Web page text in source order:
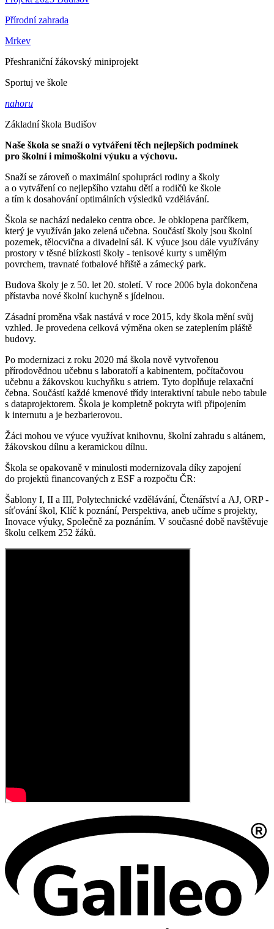
Přírodní zahrada
Mrkev
Přeshraniční žákovský miniprojekt
Sportuj ve škole
nahoru
Základní škola Budišov
Naše škola se snaží o vytváření těch nejlepších podmínek
pro školní i mimoškolní výuku a výchovu.
Snaží se zároveň o maximální spolupráci rodiny a školy
a o vytváření co nejlepšího vztahu dětí a rodičů ke škole
a tím k dosahování optimálních výsledků vzdělávání.
Škola se nachází nedaleko centra obce. Je obklopena parčíkem,
který je využíván jako zelená učebna. Součástí školy jsou školní
pozemek, tělocvična a divadelní sál. K výuce jsou dále využívány
prostory v těsné blízkosti školy - tenisové kurty s umělým
povrchem, travnaté fotbalové hřiště a zámecký park.
Budova školy je z 50. let 20. století. V roce 2006 byla dokončena
přístavba nové školní kuchyně s jídelnou.
Zásadní proměna však nastává v roce 2015, kdy škola mění svůj
vzhled. Je provedena celková výměna oken se zateplením pláště
budovy.
Po modernizaci z roku 2020 má škola nově vytvořenou
přírodovědnou učebnu s laboratoří a kabinentem, počítačovou
učebnu a žákovskou kuchyňku s atriem. Tyto doplňuje relaxační
čebna. Součástí každé kmenové třídy interaktivní tabule nebo tabule
s dataprojektorem. Škola je kompletně pokryta wifi připojením
k internutu a je bezbarierovou.
Žáci mohou ve výuce využívat knihovnu, školní zahradu s altánem,
žákovskou dílnu a keramickou dílnu.
Škola se opakovaně v minulosti modernizovala díky zapojení
do projektů financovaných z ESF a rozpočtu ČR:
Šablony I, II a III, Polytechnické vzdělávání, Čtenářství a AJ, ORP -
síťování škol, Klíč k poznání, Perspektiva, aneb učíme s projekty,
Inovace výuky, Společně za poznáním. V současné době navštěvuje
školu celkem 252 žáků.